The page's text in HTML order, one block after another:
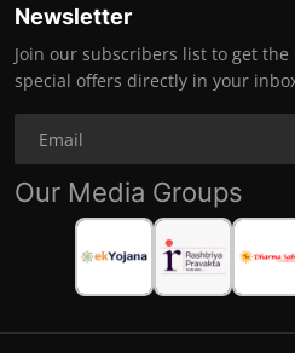
Newsletter
Join our subscribers list to get
special offers directly in your
Our Media Groups